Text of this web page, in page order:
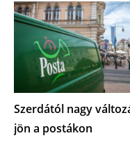
Szerdától nagy
jön a postákon